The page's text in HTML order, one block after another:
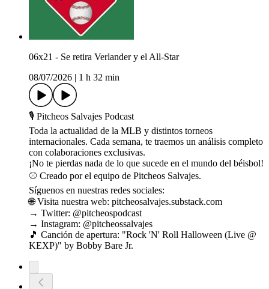
06x21 - Se retira Verlander y el All-Star
08/07/2026
1 h 32 min
🎙 Pitcheos Salvajes Podcast
Toda la actualidad de la MLB y distintos torneos
internacionales. Cada semana, te traemos un análisis completo
con colaboraciones exclusivas.
¡No te pierdas nada de lo que sucede en el mundo del béisbol!
⚾ Creado por el equipo de Pitcheos Salvajes.
Síguenos en nuestras redes sociales:
🌐 Visita nuestra web: pitcheosalvajes.substack.com
→ Twitter: @pitcheospodcast
→ Instagram: @pitcheossalvajes
🎵 Canción de apertura: "Rock 'N' Roll Halloween (Live @
KEXP)" by Bobby Bare Jr.